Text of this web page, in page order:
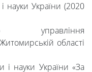
науки України (2020
управління
області
і науки України «За